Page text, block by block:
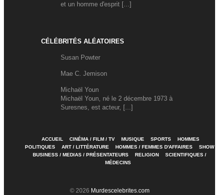
et un homme d'esprit [...]
CÉLÉBRITÉS ALÉATOIRES
Susan Powter
Mae C. Jemison
Michaël Youn
Michaël Youn, né le 2 décembre 1973 à
Suresnes, est acteur, [...]
ACCUEIL CINÉMA / FILM / TV MUSIQUE SPORTS
HOMMES
POLITIQUES
ART / LITTÉRATURE HOMMES / FEMMES D'AFFAIRES
SHOW
BUSINESS / MEDIAS / PRÉSENTATEURS
RELIGION
SCIENTIFIQUES /
MÉDECINS
© 2026 Murdescelebrites.com